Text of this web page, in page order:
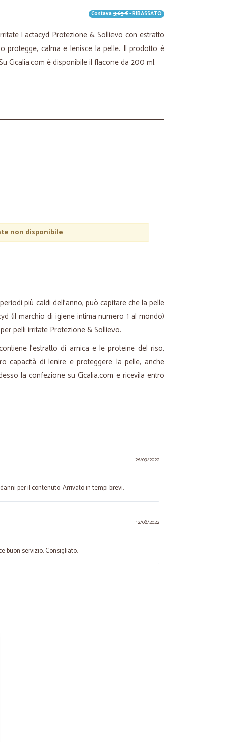
Costava3,65 €- RIBASSATO
Lactacyd Protezione & Sollievo con estratto
protegge, calma e lenisce la pelle. Il prodotto è
Cicalia.com è disponibile il flacone da 200 ml.
non disponibile
più caldi dell’anno, può capitare che la pelle
(il marchio di igiene intima numero 1 al mondo)
pelli irritate Protezione & Sollievo.
l’estratto di arnica e le proteine del riso,
capacità di lenire e proteggere la pelle, anche
la confezione su Cicalia.com e ricevila entro
28/09/2022
per il contenuto. Arrivato in tempi brevi.
12/08/2022
buon servizio. Consigliato.